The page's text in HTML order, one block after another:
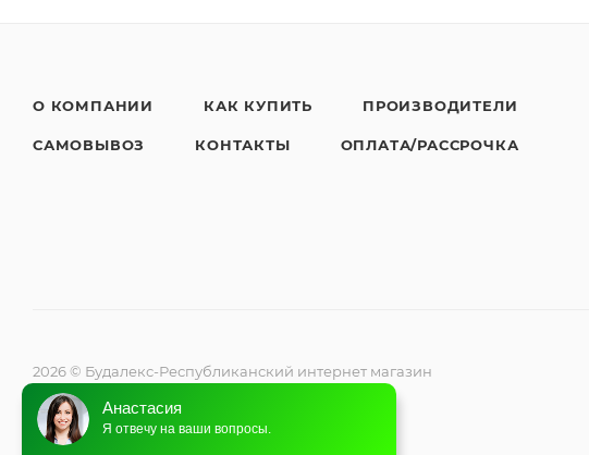
О КОМПАНИИ КАК КУПИТЬ ПРОИЗВОДИТЕЛИ
САМОВЫВОЗ КОНТАКТЫ ОПЛАТА/РАССРОЧКА
2026 © Будалекс-Республиканский интернет магазин
климатической техники
Анастасия
Я отвечу на ваши вопросы.